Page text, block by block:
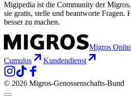
Migipedia ist die Community der
sie gratis, stelle und beantworte
besser zu machen.
Migros
Cumulus
Kundendienst
© 2026 Migros-Genossenschafts-Bund